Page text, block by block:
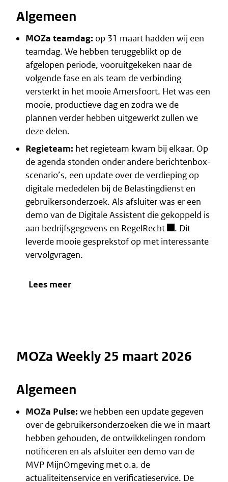
Algemeen
MOZa teamdag: op 31 maart hadden wij een
teamdag. We hebben teruggeblikt op de
afgelopen periode, vooruitgekeken naar de
volgende fase en als team de verbinding
versterkt in het mooie Amersfoort. Het was een
mooie, productieve dag en zodra we de
plannen verder hebben uitgewerkt zullen we
deze delen.
Regieteam: het regieteam kwam bij elkaar. Op
de agenda stonden onder andere berichtenbox-
scenario’s, een update over de verdieping op
digitale mededelen bij de Belastingdienst en
gebruikersonderzoek. Als afsluiter was er een
demo van de Digitale Assistent die gekoppeld is
aan bedrijfsgegevens en RegelRecht
. Dit
leverde mooie gesprekstof op met interessante
vervolgvragen.
Lees meer
MOZa Weekly 25 maart 2026
Algemeen
MOZa Pulse: we hebben een update gegeven
over de gebruikersonderzoeken die we in maart
hebben gehouden, de ontwikkelingen rondom
notificeren en als afsluiter een demo van de
MVP MijnOmgeving met o.a. de
actualiteitenservice en verificatieservice. De